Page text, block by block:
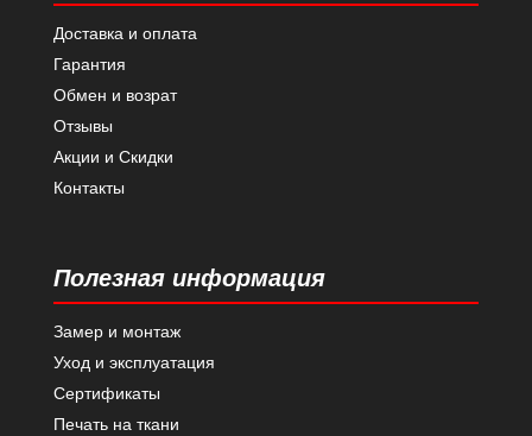
Доставка и оплата
Гарантия
Обмен и возрат
Отзывы
Акции и Скидки
Контакты
Полезная информация
Замер и монтаж
Уход и эксплуатация
Сертификаты
Печать на ткани